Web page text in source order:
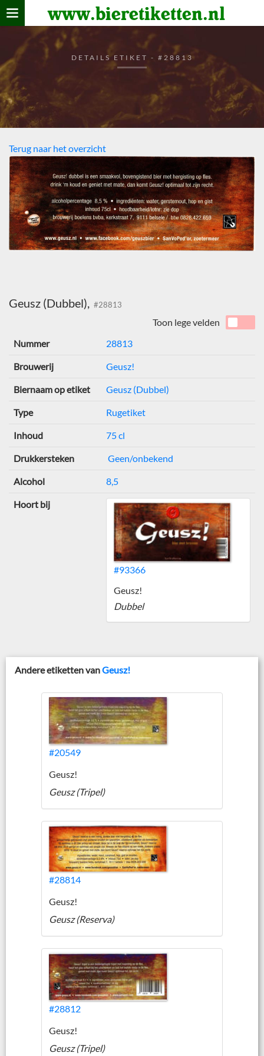
www.bieretiketten.nl
Home
verzamelen
De bierkaart
Bezoekers
DETAILS ETIKET - #28813
Terug naar het overzicht
Geusz (Dubbel), #28813
Toon lege velden
Nummer
28813
Brouwerij Geusz!
Biernaam op etiket Geusz (Dubbel)
Type Rugetiket
Inhoud 75 cl
Drukkersteken Geen/onbekend
Alcohol 8,5
Hoort bij
#93366
Geusz!
Dubbel
Andere etiketten vanGeusz!
#20549
Geusz!
Geusz (Tripel)
#28814
Geusz!
Geusz (Reserva)
#28812
Geusz!
Geusz (Tripel)